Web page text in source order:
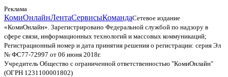
Реклама
КомиОнлайнЛентаСервисыКомандаСетевое издание
«КомиОнлайн». Зарегистрировано Федеральной службой по надзору в
сфере связи, информационных технологий и массовых коммуникаций;
Регистрационный номер и дата принятия решения о регистрации: серия Эл
№ ФС77-72997 от 06 июня 2018г.
Учредитель Общество с ограниченной ответственностью "КомиОнлайн"
(ОГРН 1231100001802)